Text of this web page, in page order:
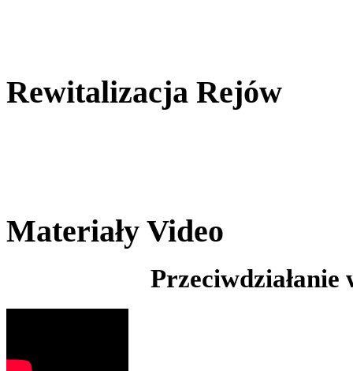
Rewitalizacja Rejów
Materiały Video